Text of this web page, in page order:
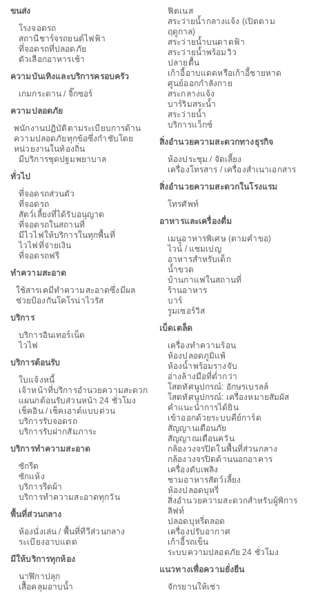
ขนส่ง
โรงจอดรถ
สถานีชาร์จรถยนต์ไฟฟ้า
ที่จอดรถที่ปลอดภัย
ตัวเลือกอาหารเช้า
ความบันเทิงและบริการครอบครัว
เกมกระดาน / จิ๊กซอร์
ความปลอดภัย
พนักงานปฏิบัติตามระเบียบการด้าน
ความปลอดภัยทุกข้อซึ่งกำชับโดย
หน่วยงานในท้องถิ่น
มีบริการชุดปฐมพยาบาล
ทั่วไป
ที่จอดรถส่วนตัว
ที่จอดรถ
สัตว์เลี้ยงที่ได้รับอนุญาต
ที่จอดรถในสถานที่
มีไวไฟให้บริการในทุกพื้นที่
ไวไฟที่จ่ายเงิน
ที่จอดรถฟรี
ทำความสะอาด
ใช้สารเคมีทำความสะอาดซึ่งมีผล
ช่วยป้องกันโคโรน่าไวรัส
บริการ
บริการอินเทอร์เน็ต
ไวไฟ
บริการต้อนรับ
ใบแจ้งหนี้
เจ้าหน้าที่บริการอำนวยความสะดวก
แผนกต้อนรับส่วนหน้า 24 ชั่วโมง
เช็คอิน / เช็คเอาต์แบบด่วน
บริการรับจอดรถ
บริการรับฝากสัมภาระ
บริการทำความสะอาด
ซักรีด
ซักแห้ง
บริการรีดผ้า
บริการทำความสะอาดทุกวัน
พื้นที่ส่วนกลาง
ห้องนั่งเล่น / พื้นที่ทีวีส่วนกลาง
ระเบียงอาบแดด
มีให้บริการทุกห้อง
นาฬิกาปลุก
เสื้อคลุมอาบน้ำ
ฟิตเนส
สระว่ายน้ำกลางแจ้ง (เปิดตาม
ฤดูกาล)
สระว่ายน้ำบนดาดฟ้า
สระว่ายน้ำพร้อมวิว
ปลายตื้น
เก้าอี้อาบแดดหรือเก้าอี้ชายหาด
ศูนย์ออกกำลังกาย
สระกลางแจ้ง
บาร์ริมสระน้ำ
สระว่ายน้ำ
บริการแว็กซ์
สิ่งอำนวยความสะดวกทางธุรกิจ
ห้องประชุม / จัดเลี้ยง
เครื่องโทรสาร / เครื่องสำเนาเอกสาร
สิ่งอำนวยความสะดวกในโรงแรม
โทรศัพท์
อาหารและเครื่องดื่ม
เมนูอาหารพิเศษ (ตามคำขอ)
ไวน์ / แชมเปญ
อาหารสำหรับเด็ก
น้ำขวด
บ้านกาแฟในสถานที่
ร้านอาหาร
บาร์
รูมเซอร์วิส
เบ็ดเตล็ด
เครื่องทำความร้อน
ห้องปลอดภูมิแพ้
ห้องน้ำพร้อมรางจับ
อ่างล้างมือที่ต่ำกว่า
โสตทัศนูปกรณ์: อักษรเบรลล์
โสตทัศนูปกรณ์: เครื่องหมายสัมผัส
คำแนะนำการได้ยิน
เข้าออกด้วยระบบคีย์การ์ด
สัญญานเตือนภัย
สัญญาณเตือนควัน
กล้องวงจรปิดในพื้นที่ส่วนกลาง
กล้องวงจรปิดด้านนอกอาคาร
เครื่องดับเพลิง
ชามอาหารสัตว์เลี้ยง
ห้องปลอดบุหรี่
สิ่งอำนวยความสะดวกสำหรับผู้พิการ
ลิฟท์
ปลอดบุหรี่ตลอด
เครื่องปรับอากาศ
เก้าอี้รถเข็น
ระบบความปลอดภัย 24 ชั่วโมง
แนวทางเพื่อความยั่งยืน
จักรยานให้เช่า